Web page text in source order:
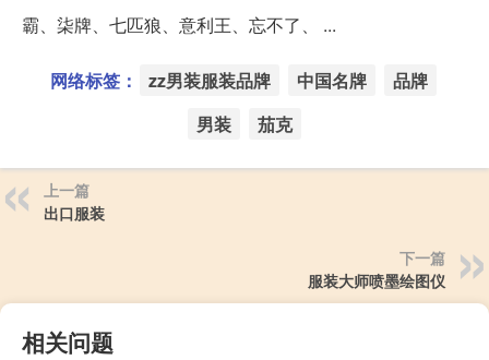
霸、柒牌、七匹狼、意利王、忘不了、 ...
网络标签： zz男装服装品牌 中国名牌
品牌
男装
茄克
上一篇
出口服装
下一篇
服装大师喷墨绘图仪
相关问题